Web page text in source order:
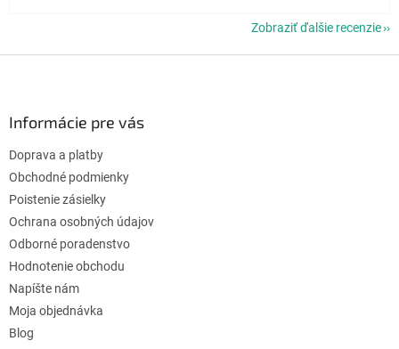
Zobraziť ďalšie recenzie
Informácie pre vás
Doprava a platby
Obchodné podmienky
Poistenie zásielky
Ochrana osobných údajov
Odborné poradenstvo
Hodnotenie obchodu
Napíšte nám
Moja objednávka
Blog